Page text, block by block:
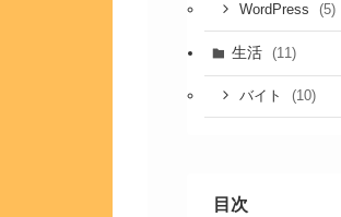
WordPress (5)
生活 (11)
バイト (10)
目次